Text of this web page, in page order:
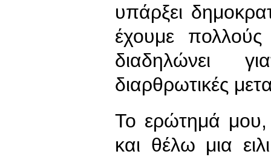
υπάρξει
έχουμε
διαδηλώνει
διαρθρωτικές
Το ερώτημά μου,
και θέλω μια